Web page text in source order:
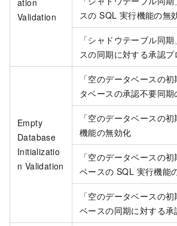
Validation
スの SQL 実行機能の無
「シャドウテーブル同
スの同期に対する承認
Empty
Database
Initializatio
n Validation
「空のデータベースの
タベースの承認不要同期
「空のデータベースの
機能の無効化
「空のデータベースの
ベースの SQL 実行機能
「空のデータベースの
ベースの同期に対する